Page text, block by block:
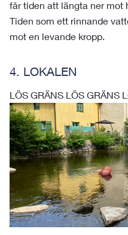
får tiden att längta ner mot
Tiden som ett rinnande
mot en levande kropp.
4. LOKALEN
LÖS GRÄNS LÖS GRÄNS